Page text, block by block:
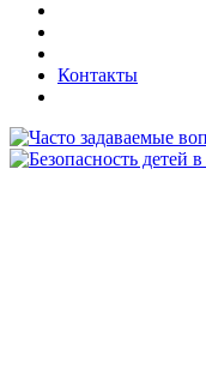
Контакты